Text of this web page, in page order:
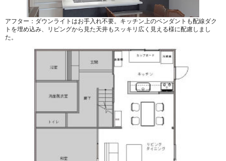
アフター：ダウンライトはお手入れ不要。キッチン上のペンダントも配線ダク
トを埋め込み、リビングから見た天井もスッキリ広く見える様に配慮しまし
た。